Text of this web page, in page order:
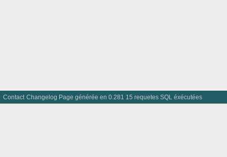
Contact Changelog Page générée en 0.281 15 requetes SQL éxécutées